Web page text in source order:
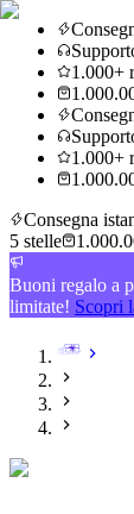
1.000+
1.000+
Consegna
5 stelle
Buoni regalo a
limitate! Scopri